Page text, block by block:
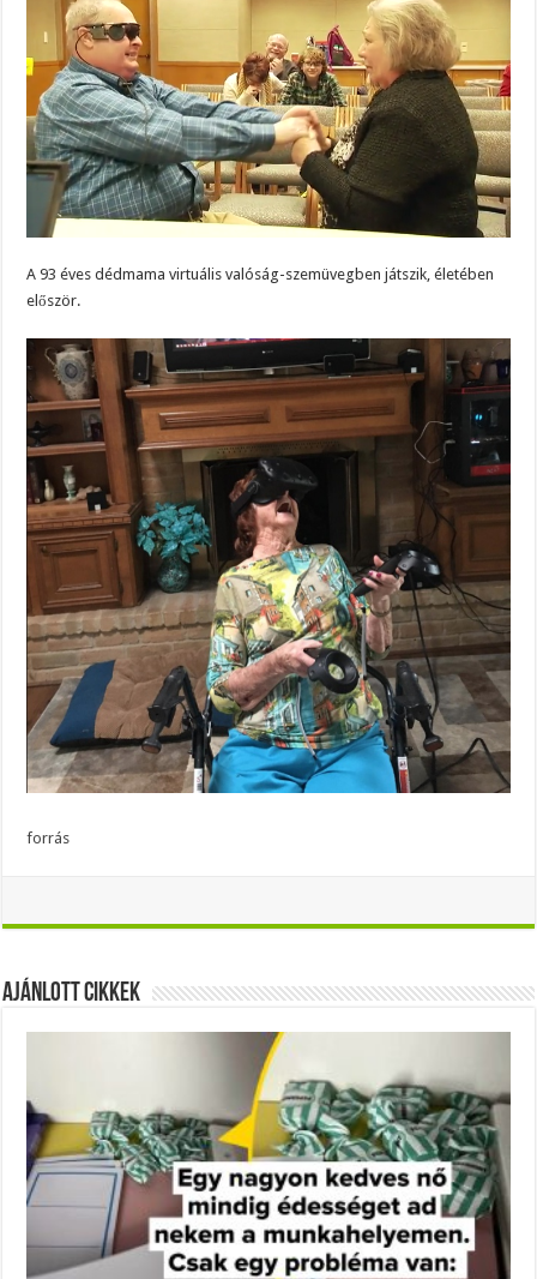
A 93 éves dédmama virtuális valóság-szemüvegben játszik, életében
először.
forrás
Ajánlott Cikkek